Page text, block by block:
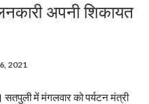
अपनी शिकायत
2021
सतपुली में मंगलवार को पर्यटन मंत्री